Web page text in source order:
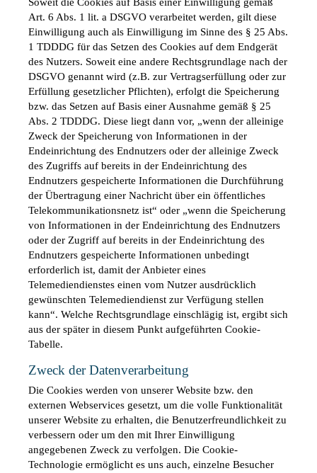
Soweit die Cookies auf Basis einer Einwilligung gemäß
Art. 6 Abs. 1 lit. a DSGVO verarbeitet werden, gilt diese
Einwilligung auch als Einwilligung im Sinne des § 25 Abs.
1 TDDDG für das Setzen des Cookies auf dem Endgerät
des Nutzers. Soweit eine andere Rechtsgrundlage nach der
DSGVO genannt wird (z.B. zur Vertragserfüllung oder zur
Erfüllung gesetzlicher Pflichten), erfolgt die Speicherung
bzw. das Setzen auf Basis einer Ausnahme gemäß § 25
Abs. 2 TDDDG. Diese liegt dann vor, „wenn der alleinige
Zweck der Speicherung von Informationen in der
Endeinrichtung des Endnutzers oder der alleinige Zweck
des Zugriffs auf bereits in der Endeinrichtung des
Endnutzers gespeicherte Informationen die Durchführung
der Übertragung einer Nachricht über ein öffentliches
Telekommunikationsnetz ist“ oder „wenn die Speicherung
von Informationen in der Endeinrichtung des Endnutzers
oder der Zugriff auf bereits in der Endeinrichtung des
Endnutzers gespeicherte Informationen unbedingt
erforderlich ist, damit der Anbieter eines
Telemediendienstes einen vom Nutzer ausdrücklich
gewünschten Telemediendienst zur Verfügung stellen
kann“. Welche Rechtsgrundlage einschlägig ist, ergibt sich
aus der später in diesem Punkt aufgeführten Cookie-
Tabelle.
Zweck der Datenverarbeitung
Die Cookies werden von unserer Website bzw. den
externen Webservices gesetzt, um die volle Funktionalität
unserer Website zu erhalten, die Benutzerfreundlichkeit zu
verbessern oder um den mit Ihrer Einwilligung
angegebenen Zweck zu verfolgen. Die Cookie-
Technologie ermöglicht es uns auch, einzelne Besucher